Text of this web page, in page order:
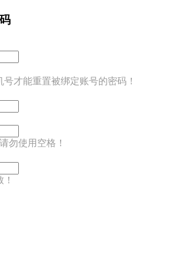
才能重置被绑定账号的密码！
勿使用空格！